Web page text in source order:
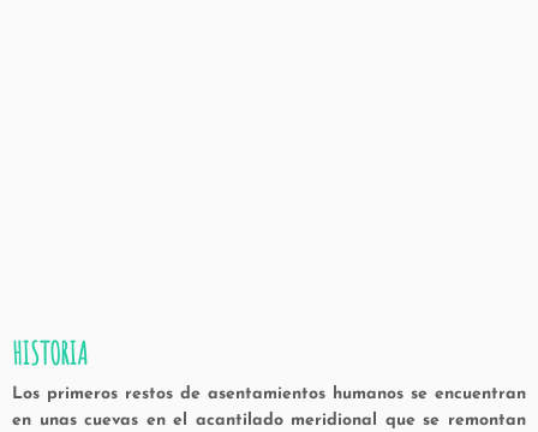
HISTORIA
Los primeros restos de asentamientos humanos se encuentran
en unas cuevas en el acantilado meridional que se remontan